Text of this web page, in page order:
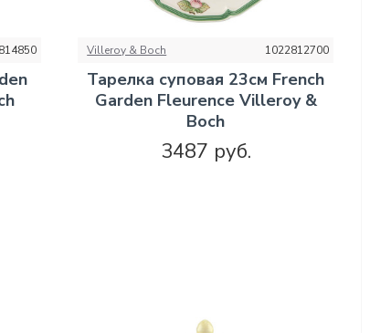
Villeroy & Boch 1022812700
Тарелка суповая 23см French
Garden Fleurence Villeroy &
Boch
3487 руб.